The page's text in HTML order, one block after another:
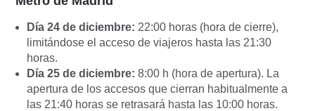
Día 24 de diciembre: 22:00 horas (hora de cierre),
limitándose el acceso de viajeros hasta las 21:30
horas.
Día 25 de diciembre: 8:00 h (hora de apertura). La
apertura de los accesos que cierran habitualmente a
las 21:40 horas se retrasará hasta las 10:00 horas.